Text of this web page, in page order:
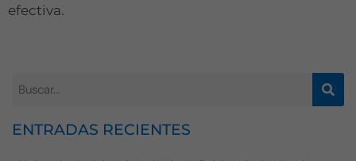
efectiva.
ENTRADAS RECIENTES